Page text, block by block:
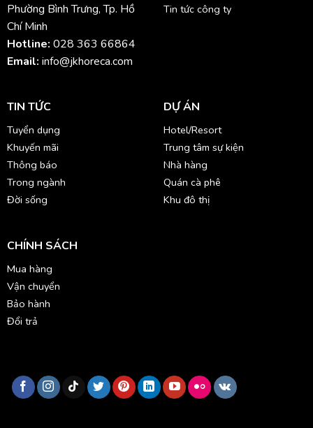
Phường Bình Trưng, Tp. Hồ
Chí Minh
Hotline: 028 363 66864
Email: info@jkhoreca.com
Tin tức công ty
TIN TỨC
Tuyển dụng
Khuyến mãi
Thông báo
Trong ngành
Đời sống
DỰ ÁN
Hotel/Resort
Trung tâm sự kiện
Nhà hàng
Quán cà phê
Khu đô thị
CHÍNH SÁCH
Mua hàng
Vận chuyển
Bảo hành
Đổi trả